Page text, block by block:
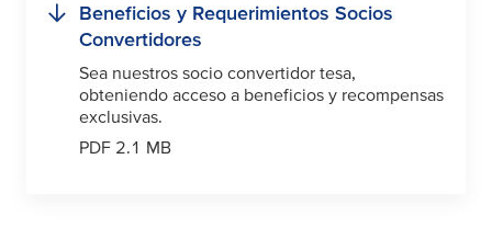
Beneficios y Requerimientos Socios
Convertidores
Sea nuestros socio convertidor tesa,
obteniendo acceso a beneficios y recompensas
exclusivas.
PDF 2.1 MB